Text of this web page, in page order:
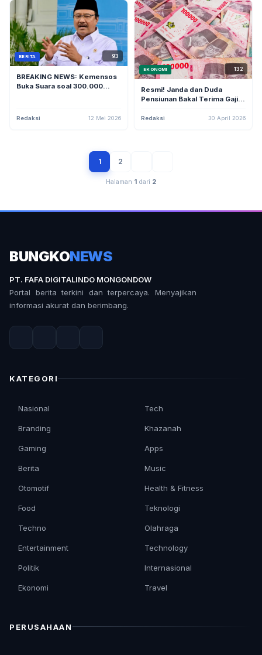
BERITA 93
BREAKING NEWS: Kemensos
Buka Suara soal 300.000
Redaksi 12 Mei 2026
EKONOMI 132
Resmi! Janda dan Duda
Pensiunan Bakal Terima Gaji
Redaksi 30 April 2026
1 2
Halaman 1 dari 2
BUNGKONEWS
PT. FAFA DIGITALINDO MONGONDOW
Portal berita terkini dan terpercaya. Menyajikan
informasi akurat dan berimbang.
KATEGORI
Nasional
Branding
Gaming
Berita
Otomotif
Tech
Khazanah
Apps
Music
Health & Fitness
Food
Techno
Entertainment
Politik
Ekonomi
Teknologi
Olahraga
Technology
Internasional
Travel
PERUSAHAAN